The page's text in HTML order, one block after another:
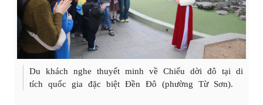
Du khách nghe thuyết minh về Chiếu dời đô tại di
tích quốc gia đặc biệt Đền Đô (phường Từ Sơn).